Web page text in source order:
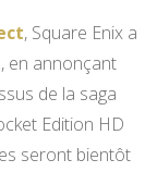
, Square Enix a
en annonçant
de la saga
Edition HD
seront bientôt